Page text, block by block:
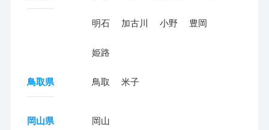
明石 加古川 小野 豊岡
姫路
鳥取県 鳥取 米子
岡山県 岡山